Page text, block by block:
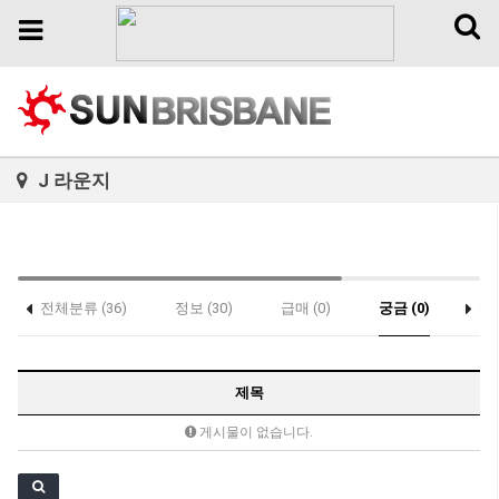
Toggle
Toggle
J 라운지
전체분류 (36) 정보 (30) 급매 (0) 궁금 (0)
제목
게시물이 없습니다.